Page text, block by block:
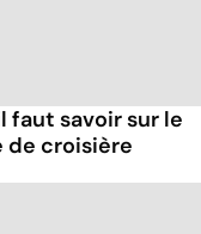
faut savoir sur le
de croisière